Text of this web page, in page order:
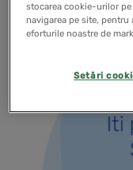
READ MORE
stocarea cookie-urilor
navigarea pe site,
eforturile noastre de
Setări